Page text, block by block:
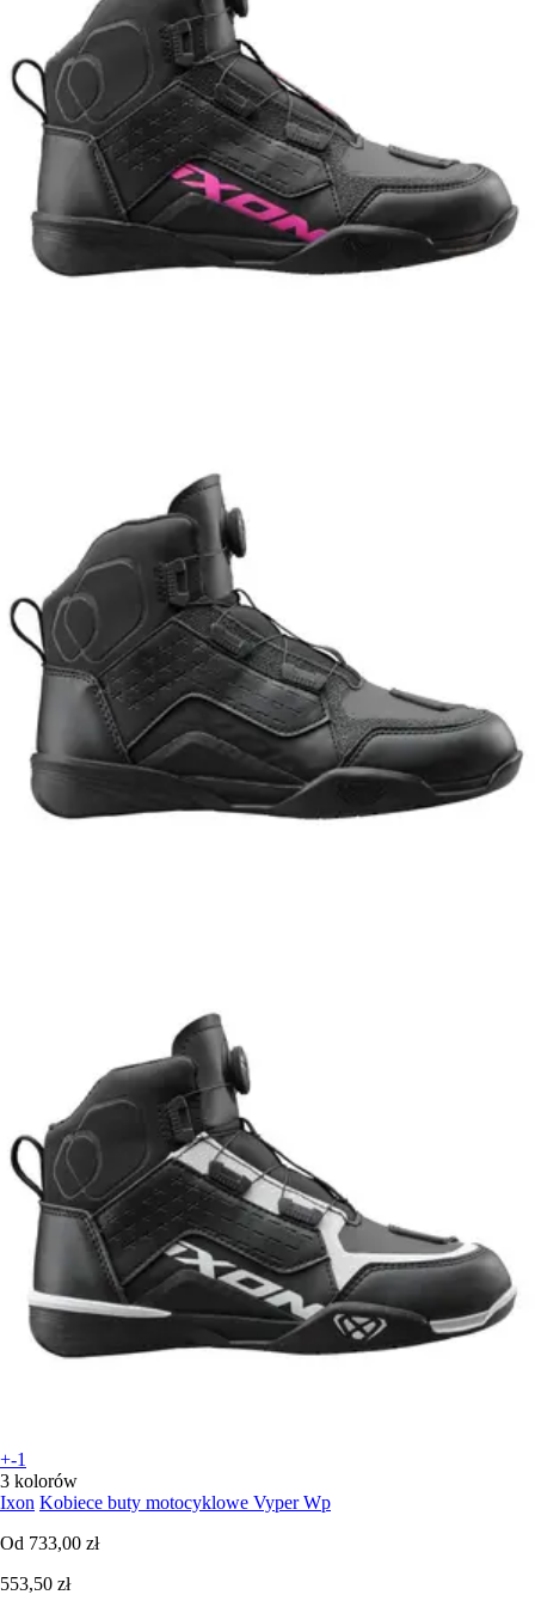
+-1
3 kolorów
Ixon Kobiece buty motocyklowe Vyper Wp
Od 733,00 zł
553,50 zł